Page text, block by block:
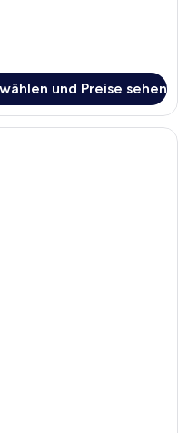
und Preise sehen